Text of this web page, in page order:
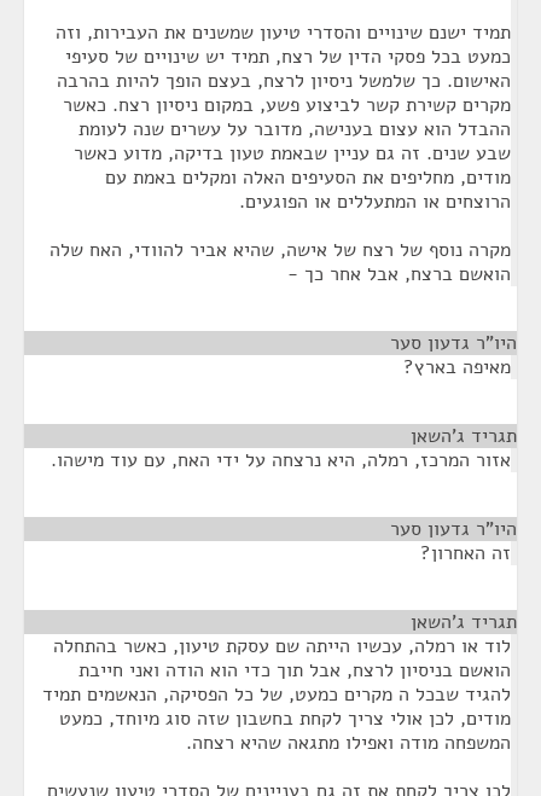
תמיד ישנם שינויים והסדרי טיעון שמשנים את העבירות, וזה
כמעט בכל פסקי הדין של רצח, תמיד יש שינויים של סעיפי
האישום. כך שלמשל ניסיון לרצח, בעצם הופך להיות בהרבה
מקרים קשירת קשר לביצוע פשע, במקום ניסיון רצח. כאשר
ההבדל הוא עצום בענישה, מדובר על עשרים שנה לעומת
שבע שנים. זה גם עניין שבאמת טעון בדיקה, מדוע כאשר
מודים, מחליפים את הסעיפים האלה ומקלים באמת עם
הרוצחים או המתעללים או הפוגעים.
מקרה נוסף של רצח של אישה, שהיא אביר להוודי, האח שלה
הואשם ברצח, אבל אחר כך -
היו"ר גדעון סער
מאיפה בארץ?
תגריד ג'השאן
אזור המרכז, רמלה, היא נרצחה על ידי האח, עם עוד מישהו.
היו"ר גדעון סער
זה האחרון?
תגריד ג'השאן
לוד או רמלה, עכשיו הייתה שם עסקת טיעון, כאשר בהתחלה
הואשם בניסיון לרצח, אבל תוך כדי הוא הודה ואני חייבת
להגיד שבכל ה מקרים כמעט, של כל הפסיקה, הנאשמים תמיד
מודים, לכן אולי צריך לקחת בחשבון שזה סוג מיוחד, כמעט
המשפחה מודה ואפילו מתגאה שהיא רצחה.